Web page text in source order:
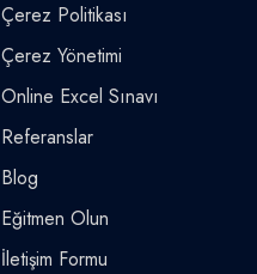
Çerez Politikası
Çerez Yönetimi
Online Excel Sınavı
Referanslar
Blog
Eğitmen Olun
İletişim Formu